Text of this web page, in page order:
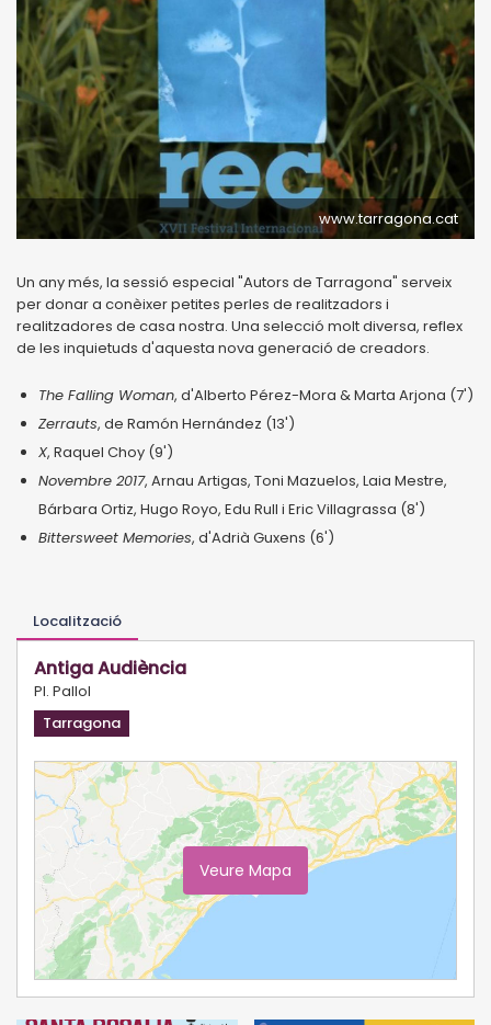
www.tarragona.cat
Un any més, la sessió especial "Autors de Tarragona" serveix
per donar a conèixer petites perles de realitzadors i
realitzadores de casa nostra. Una selecció molt diversa, reflex
de les inquietuds d'aquesta nova generació de creadors.
The Falling Woman, d'Alberto Pérez-Mora & Marta Arjona (7')
Zerrauts, de Ramón Hernández (13')
X, Raquel Choy (9')
Novembre 2017, Arnau Artigas, Toni Mazuelos, Laia Mestre,
Bárbara Ortiz, Hugo Royo, Edu Rull i Eric Villagrassa (8')
Bittersweet Memories, d'Adrià Guxens (6')
Localització
Antiga Audiència
Pl. Pallol
Tarragona
Veure Mapa